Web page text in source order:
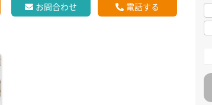
お問合わせ 電話する